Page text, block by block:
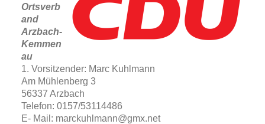
Ortsverb
and
Arzbach-
Kemmen
au
1. Vorsitzender: Marc Kuhlmann
Am Mühlenberg 3
56337 Arzbach
Telefon: 0157/53114486
E- Mail: marckuhlmann@gmx.net